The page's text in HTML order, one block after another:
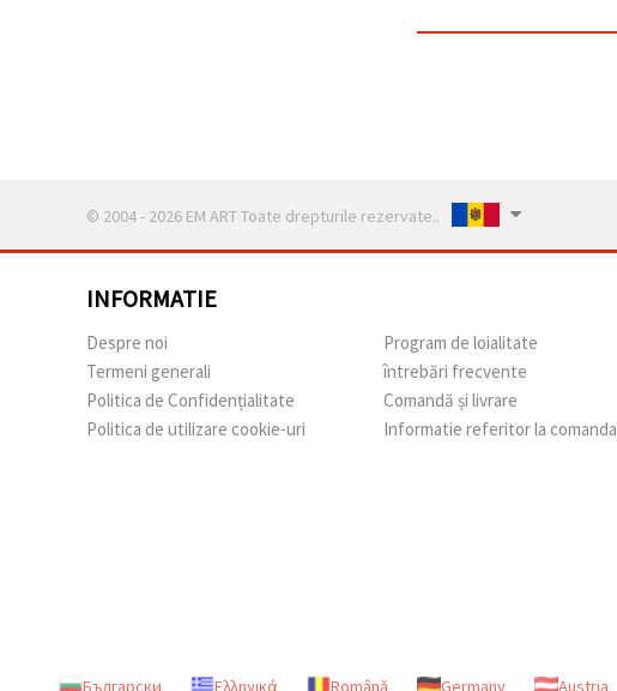
© 2004 - 2026 EM ART Toate drepturile rezervate..
INFORMATIE
Despre noi
Termeni generali
Politica de Confidențialitate
Politica de utilizare cookie-uri
Program de loialitate
întrebări frecvente
Comandă și livrare
Informatie referitor la comanda
Български Ελληνικά Română Germany Austria